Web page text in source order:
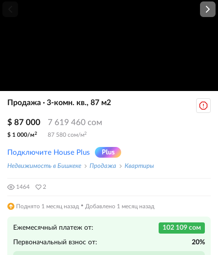
Продажа · 3-комн. кв., 87 м2
$ 87 000 7 619 460 сом
$ 1 000/м2 87 580 сом/м2
Подключите House Plus
Недвижимость в Бишкеке Продажа Квартиры
1464 2
Поднято 1 месяц назад · Добавлено 1 месяц назад
Ежемесячный платеж от: 102 109 сом
Первоначальный взнос от: 20%